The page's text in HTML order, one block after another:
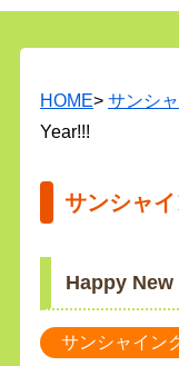
HOME> サンシ
Year!!!
サンシャ
Happy New
サンシャイン